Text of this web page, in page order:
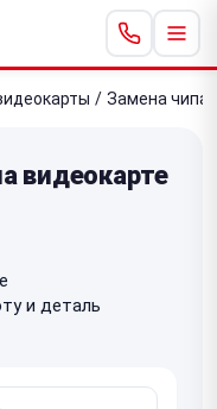
/ Замена чипа
видеокарте
и деталь